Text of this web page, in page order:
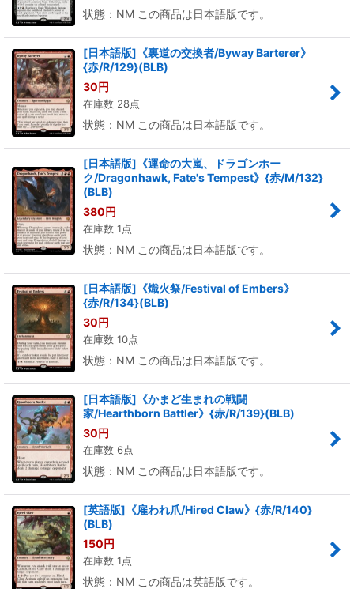
状態：NM この商品は日本語版です。
[日本語版]《裏道の交換者/Byway Barterer》
{赤/R/129}(BLB)
30円
在庫数 28点
状態：NM この商品は日本語版です。
[日本語版]《運命の大嵐、ドラゴンホー
ク/Dragonhawk, Fate's Tempest》{赤/M/132}
(BLB)
380円
在庫数 1点
状態：NM この商品は日本語版です。
[日本語版]《熾火祭/Festival of Embers》
{赤/R/134}(BLB)
30円
在庫数 10点
状態：NM この商品は日本語版です。
[日本語版]《かまど生まれの戦闘
家/Hearthborn Battler》{赤/R/139}(BLB)
30円
在庫数 6点
状態：NM この商品は日本語版です。
[英語版]《雇われ爪/Hired Claw》{赤/R/140}
(BLB)
150円
在庫数 1点
状態：NM この商品は英語版です。